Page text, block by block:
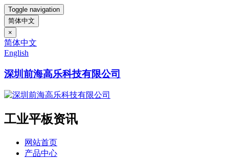
Toggle navigation
简体中文
×
简体中文
English
深圳前海高乐科技有限公司
工业平板资讯
网站首页
产品中心